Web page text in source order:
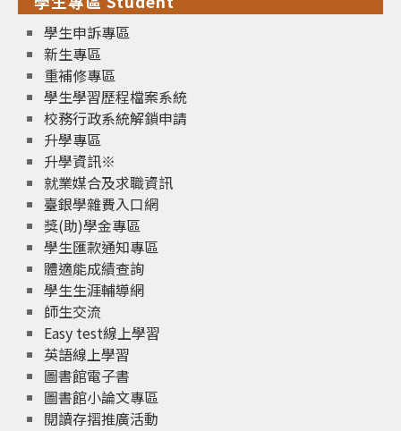
學生申訴專區
新生專區
重補修專區
學生學習歷程檔案系統
校務行政系統解鎖申請
升學專區
升學資訊※
就業媒合及求職資訊
臺銀學雜費入口網
獎(助)學金專區
學生匯款通知專區
體適能成績查詢
學生生涯輔導網
師生交流
Easy test線上學習
英語線上學習
圖書館電子書
圖書館小論文專區
閱讀存摺推廣活動